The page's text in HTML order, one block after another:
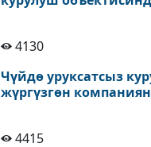
4130
Чүйдө уруксатсыз
жүргүзгөн
4415